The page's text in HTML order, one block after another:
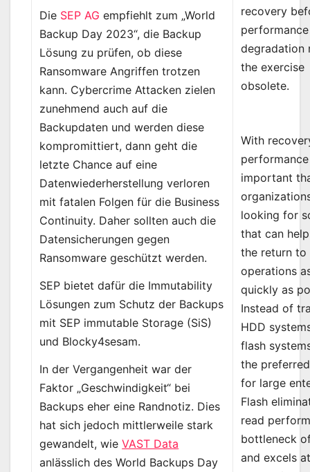
Die SEP AG empfiehlt zum „World
Backup Day 2023“, die Backup
Lösung zu prüfen, ob diese
Ransomware Angriffen trotzen
kann. Cybercrime Attacken zielen
zunehmend auch auf die
Backupdaten und werden diese
kompromittiert, dann geht die
letzte Chance auf eine
Datenwiederherstellung verloren
mit fatalen Folgen für die Business
Continuity. Daher sollten auch die
Datensicherungen gegen
Ransomware geschützt werden.
SEP bietet dafür die Immutability
Lösungen zum Schutz der Backups
mit SEP immutable Storage (SiS)
und Blocky4sesam.
In der Vergangenheit war der
Faktor „Geschwindigkeit“ bei
Backups eher eine Randnotiz. Dies
hat sich jedoch mittlerweile stark
gewandelt, wieVAST Data
anlässlich des World Backups Day
recovery
performance
degradation
the exercise
obsolete.
With
important
looking for
that can
the return to
operations
quickly as
Instead of
HDD
flash
the
for large
Flash
read
bottleneck
and excels